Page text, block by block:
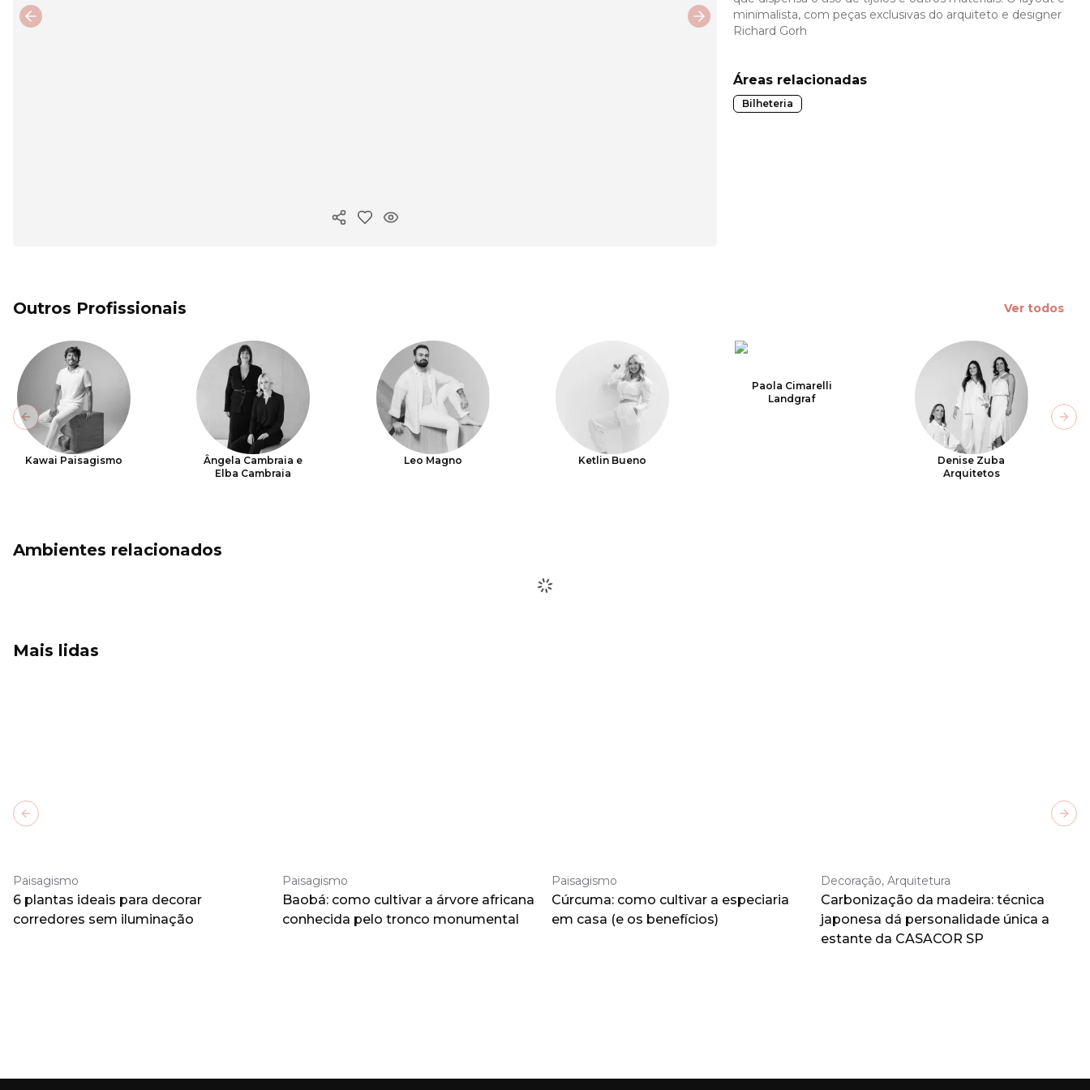
Copiar link
Previous slide Next slide
minimalista, com peças exclusivas do arquiteto e designer
Richard Gorh
Áreas relacionadas
Bilheteria
Outros Profissionais Ver todos
Kawai Paisagismo
Ângela Cambraia e
Elba Cambraia
Leo Magno Ketlin Bueno
Paola Cimarelli
Landgraf
Denise Zuba
Arquitetos
Previous slide
Ambientes relacionados
Mais lidas
Paisagismo
6 plantas ideais para decorar
corredores sem iluminação
Paisagismo
Baobá: como cultivar a árvore africana
conhecida pelo tronco monumental
Paisagismo
Cúrcuma: como cultivar a especiaria
em casa (e os benefícios)
Decoração, Arquitetura
Carbonização da madeira: técnica
japonesa dá personalidade única a
estante da CASACOR SP
Previous slide